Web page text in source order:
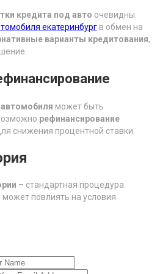
кредита под авто очевидны:
екатеринбург в обмен на
варианты кредитования,
может быть
рефинансирование
снижения процентной ставки.
– стандартная процедура.
повлиять на условия